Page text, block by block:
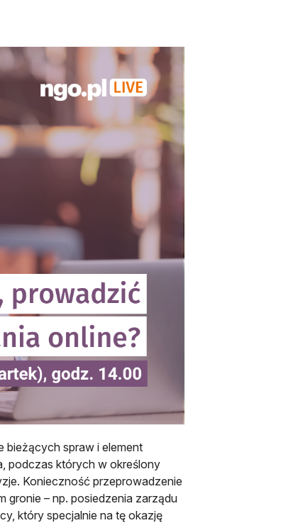
bieżących spraw i element
podczas których w określony
Konieczność przeprowadzenie
gronie – np. posiedzenia zarządu
który specjalnie na tę okazję